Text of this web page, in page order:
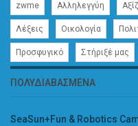
zwme Αλληλεγγύη
Λέξεις Οικολογία
Προσφυγικό Στήριξέ μας
ΠΟΛΥΔΙΑΒΑΣΜΈΝΑ
SeaSun+Fun & Robotics